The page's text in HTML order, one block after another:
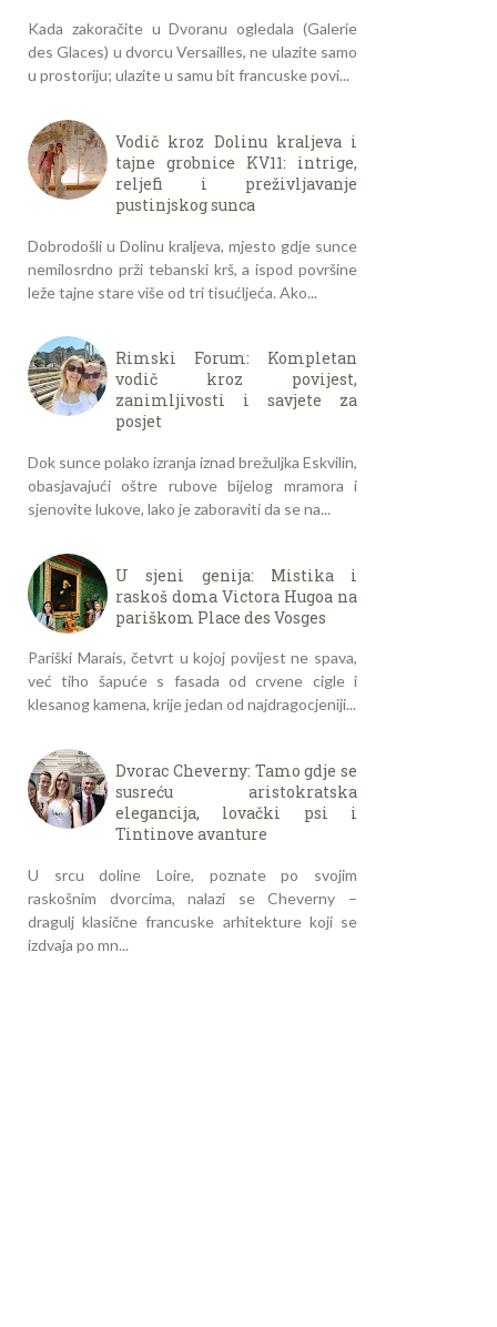
Kada zakoračite u Dvoranu ogledala (Galerie
des Glaces) u dvorcu Versailles, ne ulazite samo
u prostoriju; ulazite u samu bit francuske povi...
Vodič kroz Dolinu kraljeva i
tajne grobnice KV11: intrige,
reljefi i preživljavanje
pustinjskog sunca
Dobrodošli u Dolinu kraljeva, mjesto gdje sunce
nemilosrdno prži tebanski krš, a ispod površine
leže tajne stare više od tri tisućljeća. Ako...
Rimski Forum: Kompletan
vodič kroz povijest,
zanimljivosti i savjete za
posjet
Dok sunce polako izranja iznad brežuljka Eskvilin,
obasjavajući oštre rubove bijelog mramora i
sjenovite lukove, lako je zaboraviti da se na...
U sjeni genija: Mistika i
raskoš doma Victora Hugoa na
pariškom Place des Vosges
Pariški Marais, četvrt u kojoj povijest ne spava,
već tiho šapuće s fasada od crvene cigle i
klesanog kamena, krije jedan od najdragocjeniji...
Dvorac Cheverny: Tamo gdje se
susreću aristokratska
elegancija, lovački psi i
Tintinove avanture
U srcu doline Loire, poznate po svojim
raskošnim dvorcima, nalazi se Cheverny –
dragulj klasične francuske arhitekture koji se
izdvaja po mn...